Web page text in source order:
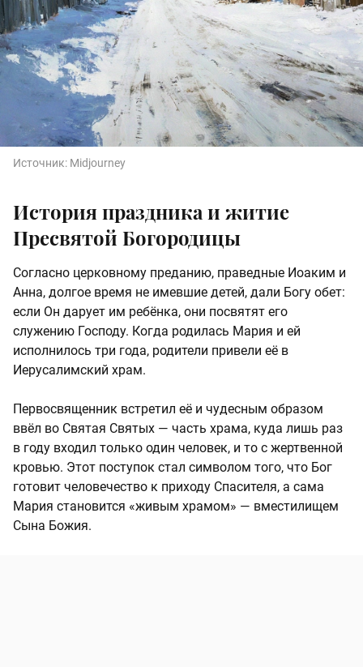
Источник: Midjourney
История праздника и житие
Пресвятой Богородицы
Согласно церковному преданию, праведные Иоаким и
Анна, долгое время не имевшие детей, дали Богу обет:
если Он дарует им ребёнка, они посвятят его
служению Господу. Когда родилась Мария и ей
исполнилось три года, родители привели её в
Иерусалимский храм.
Первосвященник встретил её и чудесным образом
ввёл во Святая Святых — часть храма, куда лишь раз
в году входил только один человек, и то с жертвенной
кровью. Этот поступок стал символом того, что Бог
готовит человечество к приходу Спасителя, а сама
Мария становится «живым храмом» — вместилищем
Сына Божия.